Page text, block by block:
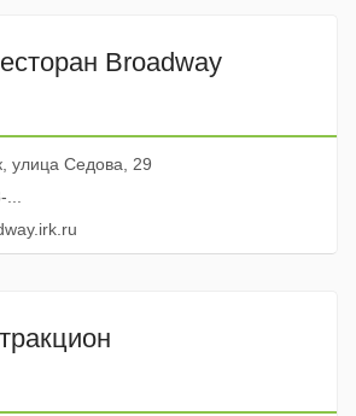
Broadway
улица Седова, 29